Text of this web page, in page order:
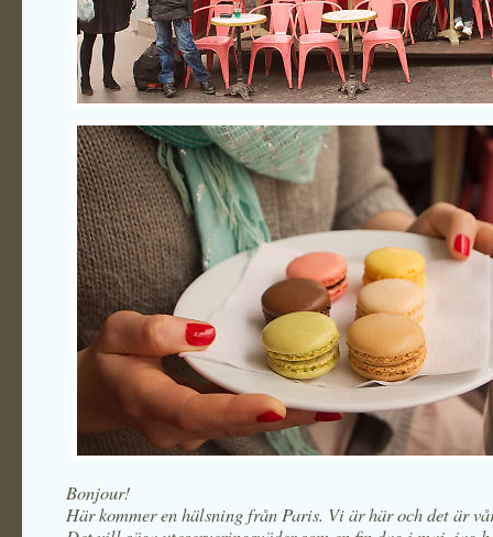
Bonjour!
Här kommer en hälsning från Paris. Vi är här och det är